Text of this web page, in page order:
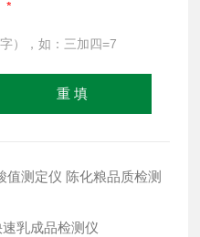
），如：三加四=7
值测定仪 陈化粮品质检测
乳成品检测仪